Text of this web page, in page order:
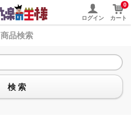
ログイン
0
カート
商品検索
検 索